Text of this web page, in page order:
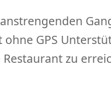
ohne GPS
zu